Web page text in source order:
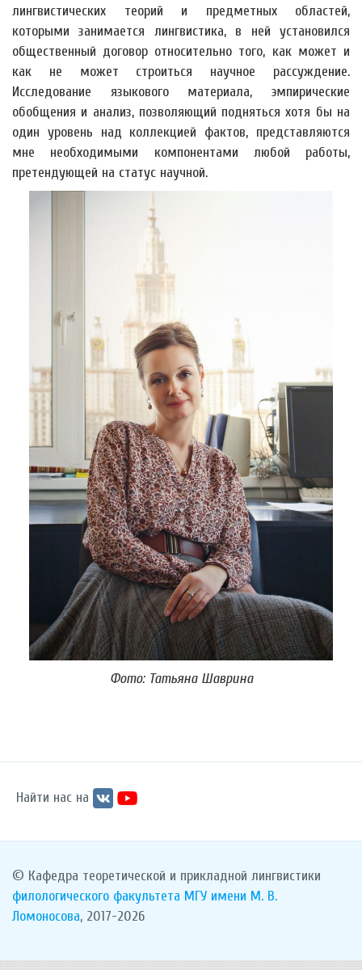
лингвистических теорий и предметных областей,
которыми занимается лингвистика, в ней установился
общественный договор относительно того, как может и
как не может строиться научное рассуждение.
Исследование языкового материала, эмпирические
обобщения и анализ, позволяющий подняться хотя бы на
один уровень над коллекцией фактов, представляются
мне необходимыми компонентами любой работы,
претендующей на статус научной.
Фото: Татьяна Шаврина
Найти нас на
© Кафедра теоретической и прикладной лингвистики
филологического факультета МГУ имени М. В.
Ломоносова, 2017-2026